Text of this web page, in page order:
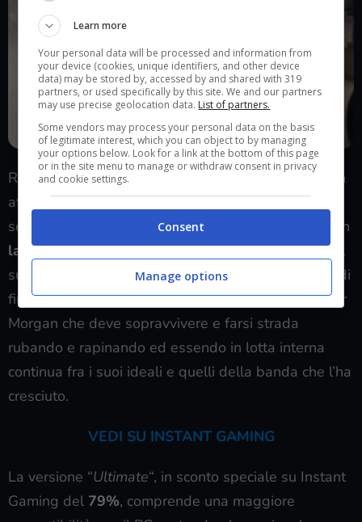
Rockstar Games ha fatto il botto negli ultimi anni: in
attesa di provare con mano l’attesissimo GTA VI, la
software house ha avuto un successo strepitoso con
la saga di Read Dead Redemption, soprattutto nel
suo secondo capitolo. Ambientato negli Stati Uniti di
fine Ottocento, nel gioco si vestono i panni di Arthur
Morgan che deve sopravvivere e farsi strada
rubando e rapinando ed essendo in lotta interna
continua fra i suoi ideali e quelli della banda che l’ha
cresciuto.
VEDI SU INSTANT GAMING
La versione “Ultimate“, in sconto speciale su Instant
Gaming del 79%, comprende una maggiore
Learn more
Your personal data will be processed and information from
your device (cookies, unique identifiers, and other device
data) may be stored by, accessed by and shared with 319
partners, or used specifically by this site. We and our partners
may use precise geolocation data. List of partners.
Some vendors may process your personal data on the basis
of legitimate interest, which you can object to by managing
your options below. Look for a link at the bottom of this page
or in the site menu to manage or withdraw consent in privacy
and cookie settings.
Consent
Manage options